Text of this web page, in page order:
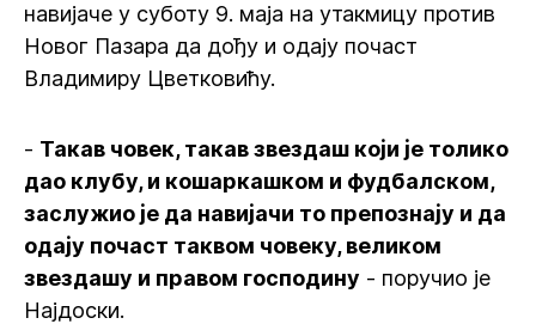
навијаче у суботу 9. маја на утакмицу против
Новог Пазара да дођу и одају почаст
Владимиру Цветковићу.
- Такав човек, такав звездаш који је толико
дао клубу, и кошаркашком и фудбалском,
заслужио је да навијачи то препознају и да
одају почаст таквом човеку, великом
звездашу и правом господину - поручио је
Најдоски.